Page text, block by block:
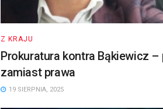
Z KRAJU
Prokuratura kontra Bąkiewicz –
zamiast prawa
19 SIERPNIA, 2025